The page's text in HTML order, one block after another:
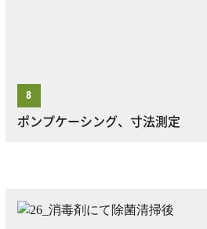
ポンプケーシング、寸法測定